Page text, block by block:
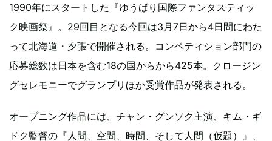
1990年にスタートした『ゆうばり国際ファンタスティッ
ク映画祭』。29回目となる今回は3月7日から4日間にわた
って北海道・夕張で開催される。コンペティション部門の
応募総数は日本を含む18の国からから425本。クロージン
グセレモニーでグランプリほか受賞作品が発表される。
オープニング作品には、チャン・グンソク主演、キム・ギ
ドク監督の『人間、空間、時間、そして人間（仮題）』、